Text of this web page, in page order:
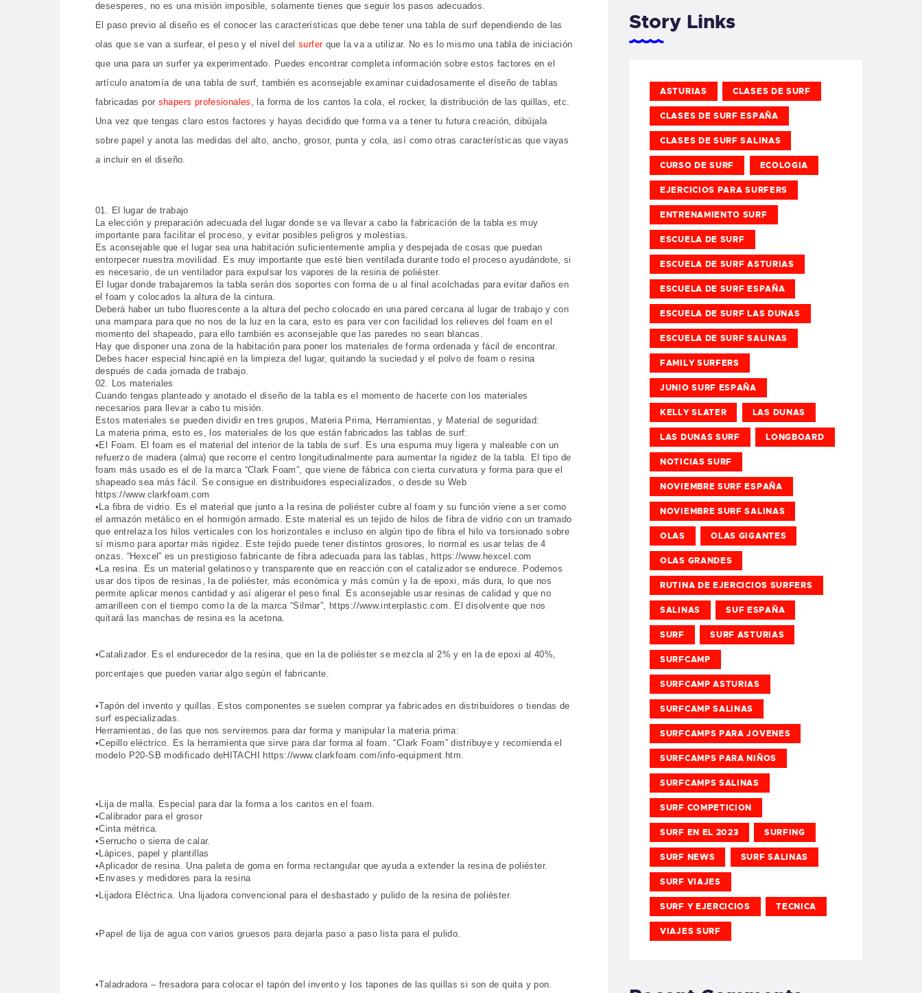
desesperes, no es una misión imposible, solamente tienes que seguir los pasos adecuados.
El paso previo al diseño es el conocer las características que debe tener una tabla de surf dependiendo de las
olas que se van a surfear, el peso y el nivel delsurferque la va a utilizar. No es lo mismo una tabla de iniciación
que una para un surfer ya experimentado. Puedes encontrar completa información sobre estos factores en el
artículo anatomía de una tabla de surf, también es aconsejable examinar cuidadosamente el diseño de tablas
fabricadas por shapers profesionales , la forma de los cantos la cola, el rocker, la distribución de las quillas, etc.
Una vez que tengas claro estos factores y hayas decidido que forma va a tener tu futura creación, dibújala
sobre papel y anota las medidas del alto, ancho, grosor, punta y cola, así como otras características que vayas
a incluir en el diseño.
01. El lugar de trabajo
La elección y preparación adecuada del lugar donde se va llevar a cabo la fabricación de la tabla es muy
importante para facilitar el proceso, y evitar posibles peligros y molestias.
Es aconsejable que el lugar sea una habitación suficientemente amplia y despejada de cosas que puedan
entorpecer nuestra movilidad. Es muy importante que esté bien ventilada durante todo el proceso ayudándote, si
es necesario, de un ventilador para expulsar los vapores de la resina de poliéster.
El lugar donde trabajaremos la tabla serán dos soportes con forma de u al final acolchadas para evitar daños en
el foam y colocados la altura de la cintura.
Deberá haber un tubo fluorescente a la altura del pecho colocado en una pared cercana al lugar de trabajo y con
una mampara para que no nos de la luz en la cara, esto es para ver con facilidad los relieves del foam en el
momento del shapeado, para ello también es aconsejable que las paredes no sean blancas.
Hay que disponer una zona de la habitación para poner los materiales de forma ordenada y fácil de encontrar.
Debes hacer especial hincapié en la limpieza del lugar, quitando la suciedad y el polvo de foam o resina
después de cada jornada de trabajo.
02. Los materiales
Cuando tengas planteado y anotado el diseño de la tabla es el momento de hacerte con los materiales
necesarios para llevar a cabo tu misión.
Estos materiales se pueden dividir en tres grupos, Materia Prima, Herramientas, y Material de seguridad:
La materia prima, esto es, los materiales de los que están fabricados las tablas de surf:
•El Foam. El foam es el material del interior de la tabla de surf. Es una espuma muy ligera y maleable con un
refuerzo de madera (alma) que recorre el centro longitudinalmente para aumentar la rigidez de la tabla. El tipo de
foam más usado es el de la marca “Clark Foam”, que viene de fábrica con cierta curvatura y forma para que el
shapeado sea más fácil. Se consigue en distribuidores especializados, o desde su Web
https://www.clarkfoam.com
•La fibra de vidrio. Es el material que junto a la resina de poliéster cubre al foam y su función viene a ser como
el armazón metálico en el hormigón armado. Este material es un tejido de hilos de fibra de vidrio con un tramado
que entrelaza los hilos verticales con los horizontales e incluso en algún tipo de fibra el hilo va torsionado sobre
sí mismo para aportar más rigidez. Este tejido puede tener distintos grosores, lo normal es usar telas de 4
onzas. “Hexcel” es un prestigioso fabricante de fibra adecuada para las tablas, https://www.hexcel.com
•La resina. Es un material gelatinoso y transparente que en reacción con el catalizador se endurece. Podemos
usar dos tipos de resinas, la de poliéster, más económica y más común y la de epoxi, más dura, lo que nos
permite aplicar menos cantidad y así aligerar el peso final. Es aconsejable usar resinas de calidad y que no
amarilleen con el tiempo como la de la marca “Silmar”, https://www.interplastic.com. El disolvente que nos
quitará las manchas de resina es la acetona.
•Catalizador. Es el endurecedor de la resina, que en la de poliéster se mezcla al 2% y en la de epoxi al 40%,
porcentajes que pueden variar algo según el fabricante.
•Tapón del invento y quillas. Estos componentes se suelen comprar ya fabricados en distribuidores o tiendas de
surf especializadas.
Herramientas, de las que nos serviremos para dar forma y manipular la materia prima:
•Cepillo eléctrico. Es la herramienta que sirve para dar forma al foam. “Clark Foam” distribuye y recomienda el
modelo P20-SB modificado deHITACHI https://www.clarkfoam.com/info-equipment.htm.
•Lija de malla. Especial para dar la forma a los cantos en el foam.
•Calibrador para el grosor
•Cinta métrica.
•Serrucho o sierra de calar.
•Lápices, papel y plantillas
•Aplicador de resina. Una paleta de goma en forma rectangular que ayuda a extender la resina de poliéster.
•Envases y medidores para la resina
•Lijadora Eléctrica. Una lijadora convencional para el desbastado y pulido de la resina de poliéster.
•Papel de lija de agua con varios gruesos para dejarla paso a paso lista para el pulido.
•Taladradora – fresadora para colocar el tapón del invento y los tapones de las quillas si son de quita y pon.
Story Links
ASTURIAS CLASES DE SURF
CLASES DE SURF ESPAÑA
CLASES DE SURF SALINAS
CURSO DE SURF ECOLOGIA
EJERCICIOS PARA SURFERS
ENTRENAMIENTO SURF
ESCUELA DE SURF
ESCUELA DE SURF ASTURIAS
ESCUELA DE SURF ESPAÑA
ESCUELA DE SURF LAS DUNAS
ESCUELA DE SURF SALINAS
FAMILY SURFERS
JUNIO SURF ESPAÑA
KELLY SLATER LAS DUNAS
LAS DUNAS SURF LONGBOARD
NOTICIAS SURF
NOVIEMBRE SURF ESPAÑA
NOVIEMBRE SURF SALINAS
OLAS OLAS GIGANTES
OLAS GRANDES
RUTINA DE EJERCICIOS SURFERS
SALINAS SUF ESPAÑA
SURF SURF ASTURIAS
SURFCAMP
SURFCAMP ASTURIAS
SURFCAMP SALINAS
SURFCAMPS PARA JOVENES
SURFCAMPS PARA NIÑOS
SURFCAMPS SALINAS
SURF COMPETICION
SURF EN EL 2023 SURFING
SURF NEWS SURF SALINAS
SURF VIAJES
SURF Y EJERCICIOS TECNICA
VIAJES SURF